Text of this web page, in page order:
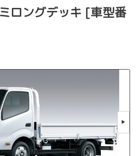
ロングデッキ [車型番